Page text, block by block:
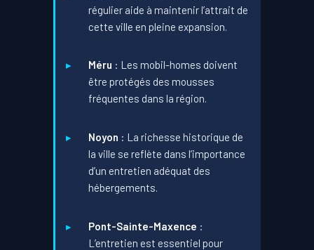
régulier aide à maintenir l’attrait de
cette ville en pleine expansion.
Méru : Les mobil-homes doivent
être protégés des mousses
fréquentes dans la région.
Noyon : La richesse historique de
la ville se reflète dans l’importance
d’un entretien adéquat des
hébergements.
Pont-Sainte-Maxence :
L’entretien est essentiel pour